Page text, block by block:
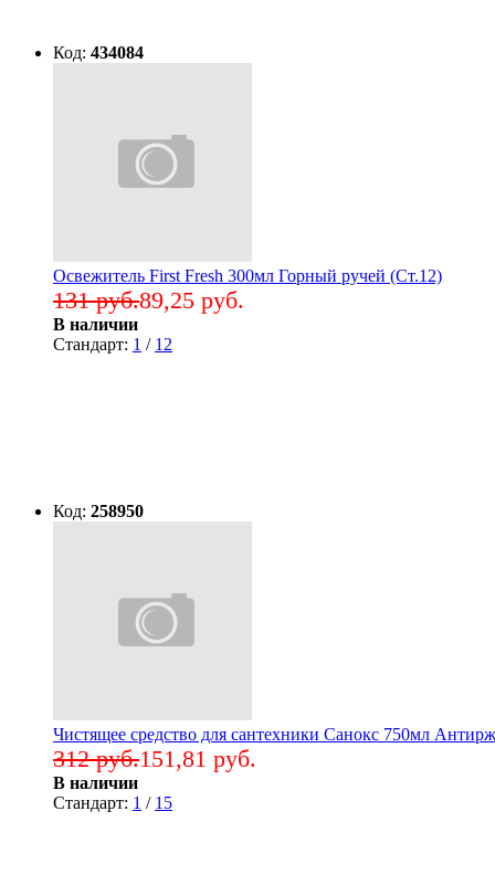
Код: 434084
Освежитель First Fresh 300мл Горный ручей (Ст.12)
89,25 руб.
131 руб.
В наличии
Стандарт: 1 / 12
Код: 258950
Чистящее средство для сантехники Санокс 750мл
151,81 руб.
312 руб.
В наличии
Стандарт: 1 / 15